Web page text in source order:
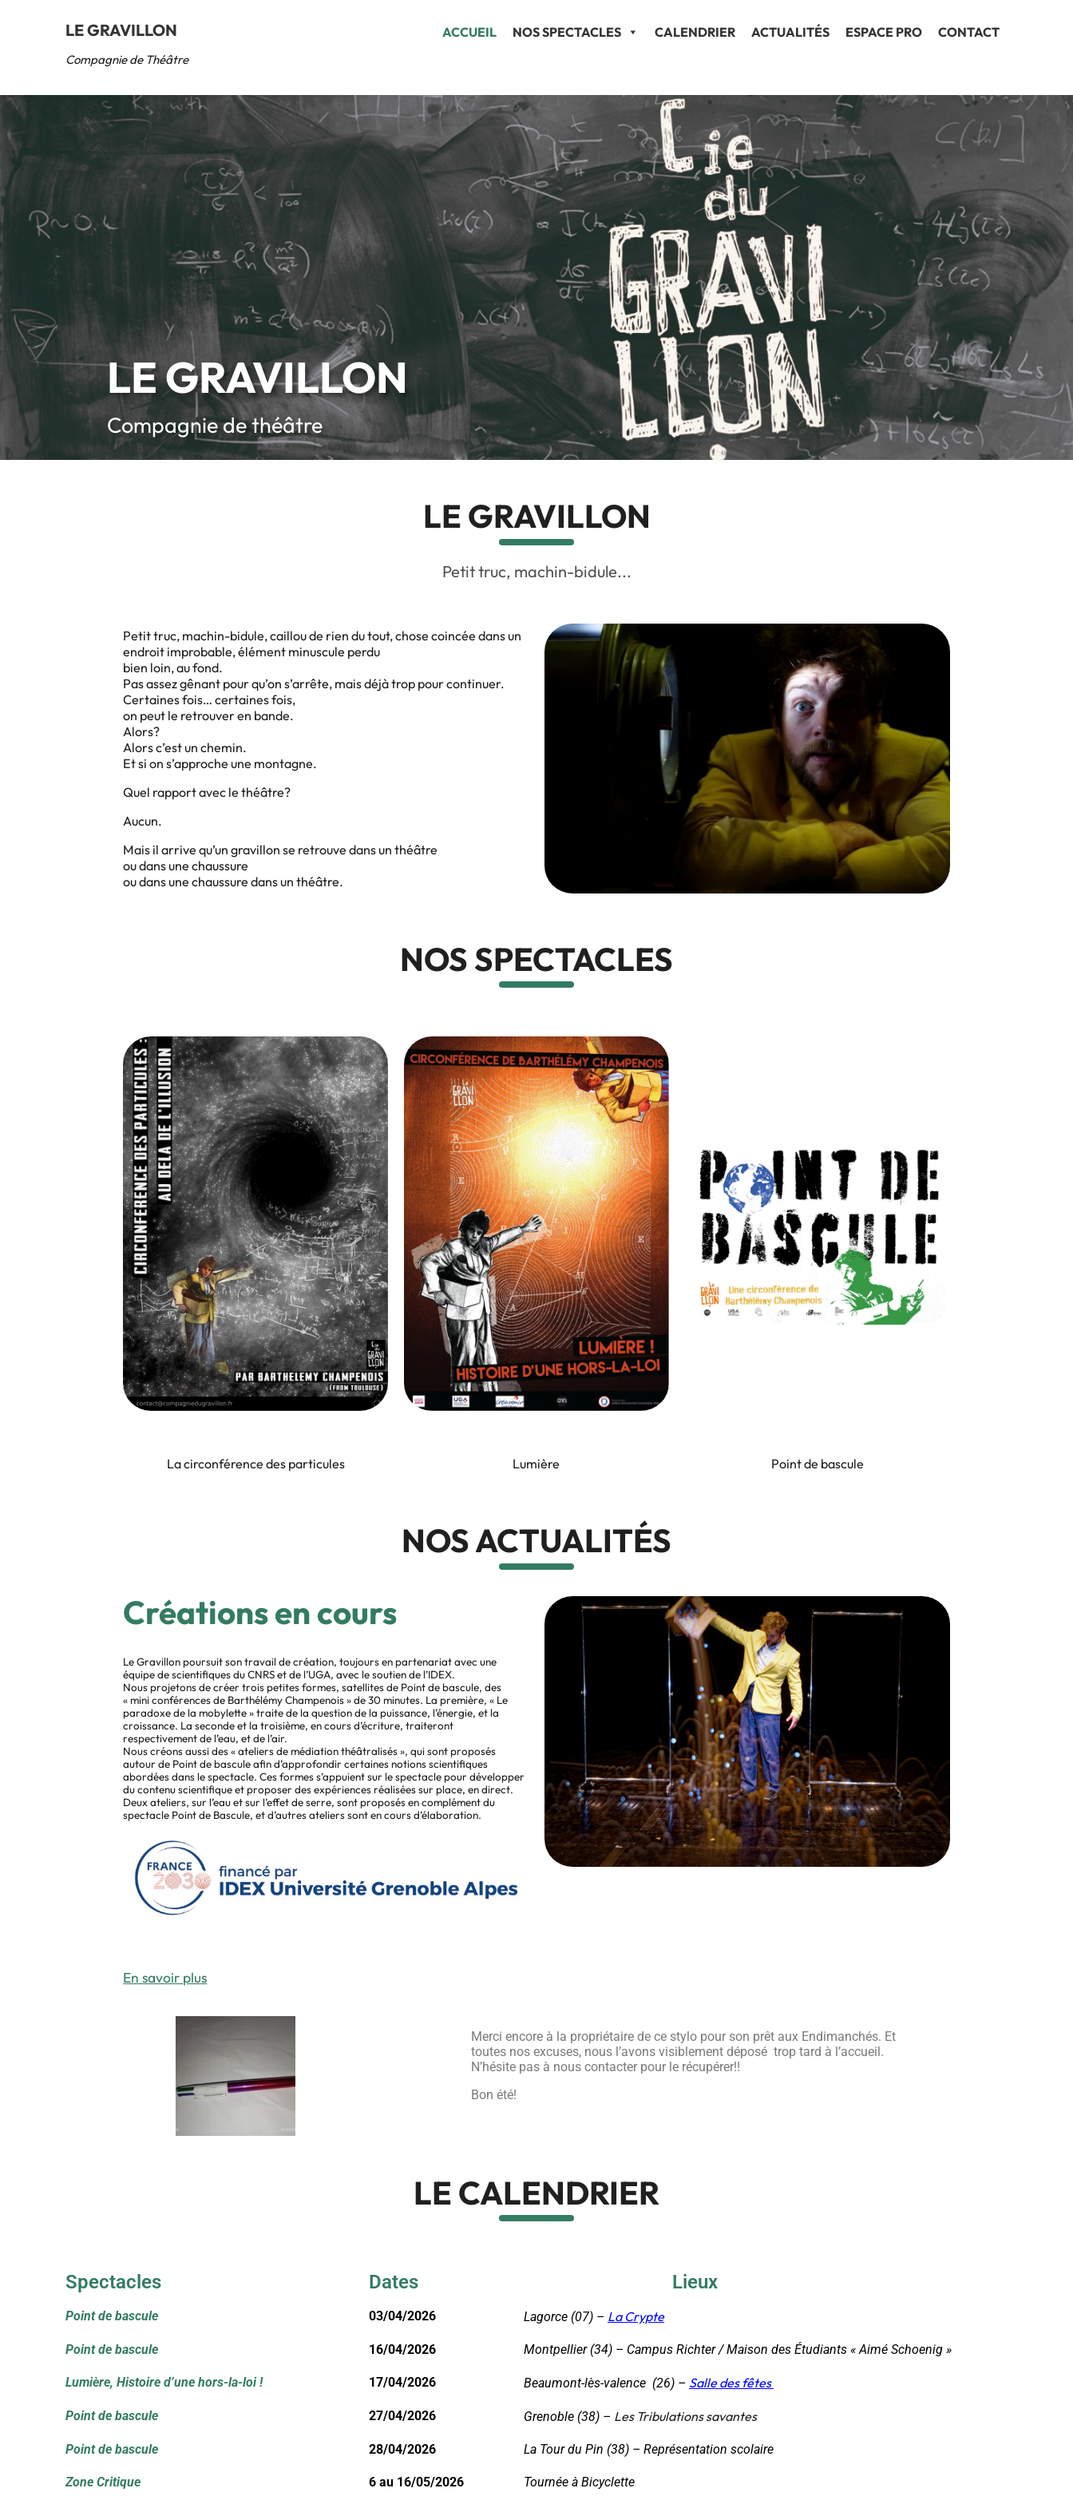
LE GRAVILLON
Compagnie de Théâtre
ACCUEIL NOS SPECTACLES CALENDRIER ACTUALITÉS ESPACE PRO CONTACT
LE GRAVILLON
Compagnie de théâtre
LE GRAVILLON
Petit truc, machin-bidule...
Petit truc, machin-bidule, caillou de rien du tout, chose coincée dans un
endroit improbable, élément minuscule perdu
bien loin, au fond.
Pas assez gênant pour qu’on s’arrête, mais déjà trop pour continuer.
Certaines fois… certaines fois,
on peut le retrouver en bande.
Alors?
Alors c’est un chemin.
Et si on s’approche une montagne.
Quel rapport avec le théâtre?
Aucun.
Mais il arrive qu’un gravillon se retrouve dans un théâtre
ou dans une chaussure
ou dans une chaussure dans un théâtre.
NOS SPECTACLES
La circonférence des particules Lumière Point de bascule
NOS ACTUALITÉS
Créations en cours
Le Gravillon poursuit son travail de création, toujours en partenariat avec une
équipe de scientifiques du CNRS et de l’UGA, avec le soutien de l’IDEX.
Nous projetons de créer trois petites formes, satellites de Point de bascule, des
« mini conférences de Barthélémy Champenois » de 30 minutes. La première, « Le
paradoxe de la mobylette » traite de la question de la puissance, l’énergie, et la
croissance. La seconde et la troisième, en cours d’écriture, traiteront
respectivement de l’eau, et de l’air.
Nous créons aussi des « ateliers de médiation théâtralisés », qui sont proposés
autour de Point de bascule afin d’approfondir certaines notions scientifiques
abordées dans le spectacle. Ces formes s’appuient sur le spectacle pour développer
du contenu scientifique et proposer des expériences réalisées sur place, en direct.
Deux ateliers, sur l’eau et sur l’effet de serre, sont proposés en complément du
spectacle Point de Bascule, et d’autres ateliers sont en cours d’élaboration.
En savoir plus
Merci encore à la propriétaire de ce stylo pour son prêt aux Endimanchés. Et
toutes nos excuses, nous l’avons visiblement déposé trop tard à l’accueil.
N’hésite pas à nous contacter pour le récupérer!!
Bon été!
LE CALENDRIER
Spectacles Dates Lieux
Point de bascule 03/04/2026 Lagorce (07) – La Crypte
Point de bascule 16/04/2026 Montpellier (34) – Campus Richter / Maison des Étudiants « Aimé Schoenig »
Lumière, Histoire d’une hors-la-loi ! 17/04/2026 Beaumont-lès-valence (26) – Salle des fêtes
Point de bascule 27/04/2026 Grenoble (38) – Les Tribulations savantes
Point de bascule 28/04/2026 La Tour du Pin (38) – Représentation scolaire
Zone Critique 6 au 16/05/2026 Tournée à Bicyclette